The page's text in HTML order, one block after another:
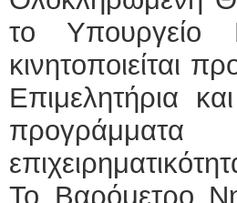
το Υπουργείο
κινητοποιείται
Επιμελητήρια
Το Βαρόμετρο